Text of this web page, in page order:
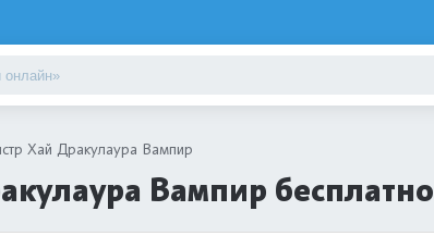
Хай Дракулаура Вампир
Вампир бесплатно